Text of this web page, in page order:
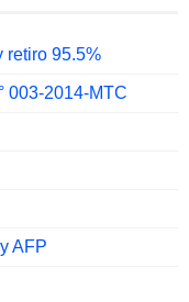
retiro 95.5%
003-2014-MTC
AFP